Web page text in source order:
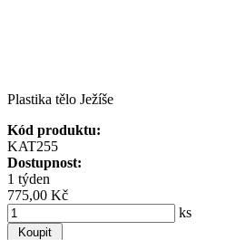
Plastika tělo Ježíše
Kód produktu:
KAT255
Dostupnost:
1 týden
775,00 Kč
ks